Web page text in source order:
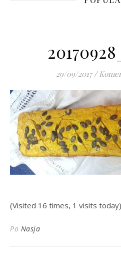
29/09/2017 /
(Visited 16 times, 1 visits today)
Po Nasja